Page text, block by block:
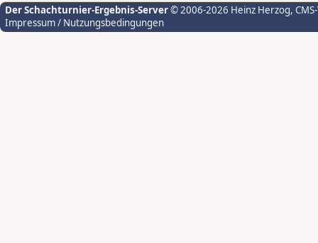
Der Schachturnier-Ergebnis-Server© 2006-2026 Heinz Herzog,
Impressum / Nutzungsbedingungen